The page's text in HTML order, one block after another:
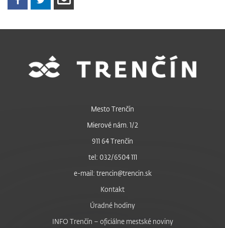
Mesto Trenčín
Mierové nám. 1/2
911 64 Trenčín
tel: 032/6504 111
e-mail: trencin@trencin.sk
Kontakt
Úradné hodiny
INFO Trenčín – oficiálne mestské noviny